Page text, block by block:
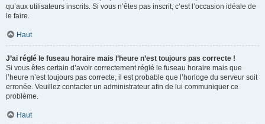
qu’aux utilisateurs inscrits. Si vous n’êtes pas inscrit, c’est l’occasion idéale de
le faire.
Haut
J’ai réglé le fuseau horaire mais l’heure n’est toujours pas correcte !
Si vous êtes certain d’avoir correctement réglé le fuseau horaire mais que
l’heure n’est toujours pas correcte, il est probable que l’horloge du serveur soit
erronée. Veuillez contacter un administrateur afin de lui communiquer ce
problème.
Haut